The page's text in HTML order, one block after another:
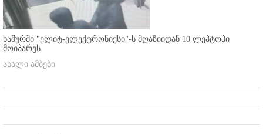
ხაშურში "ელიტ-ელექტრონიქსი"-ს მღაზიიდან 10 ლეპტოპი
მოიპარეს
ახალი ამბები